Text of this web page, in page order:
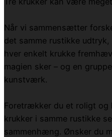
Når vi sammensætter
det samme rustikke
hver enkelt krukke
magien sker – og en
kunstværk.
Foretrækker du et roligt og
krukker i samme rustikke
sammenhæng. Ønsker du